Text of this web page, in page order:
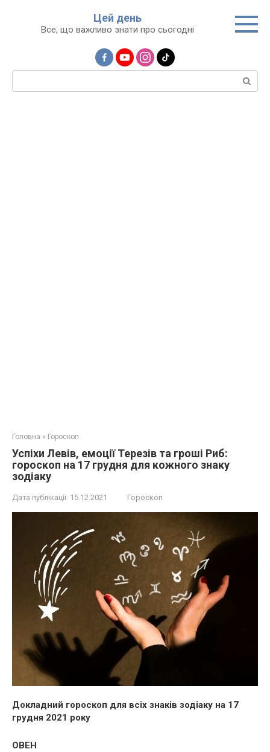
Цей день
Все, що важливо знати про сьогодні
Пошук:
Головна » Гороскоп
Успіхи Левів, емоції Терезів та гроші Риб:
гороскоп на 17 грудня для кожного знаку
зодіаку
Дата публікації: 15.12.2021 Гороскоп
Докладний гороскоп для всіх знаків зодіаку на 17
грудня 2021 року
ОВЕН